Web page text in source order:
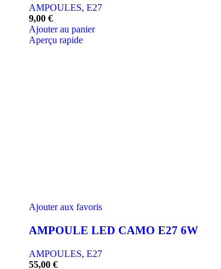
AMPOULES, E27
9,00 €
Ajouter au panier
Aperçu rapide
Ajouter aux favoris
AMPOULE LED CAMO E27 6W
AMPOULES, E27
55,00 €